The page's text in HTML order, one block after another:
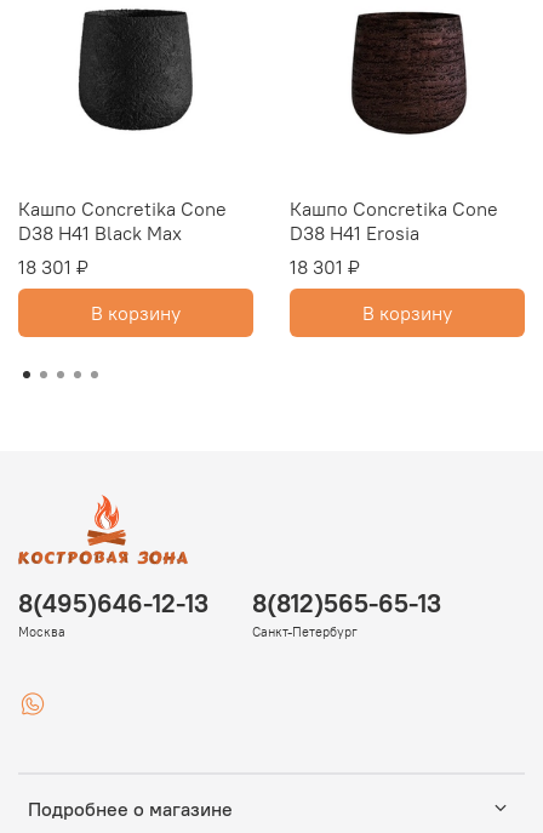
Кашпо Concretika Cone
D38 H41 Black Max
18 301 ₽
В корзину
Кашпо Concretika Cone
D38 H41 Erosia
18 301 ₽
В корзину
Подробнее о магазине
8(495)646-12-13
Москва
8(812)565-65-13
Санкт-Петербург